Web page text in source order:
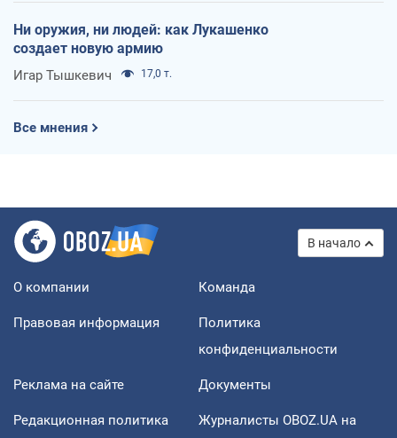
Ни оружия, ни людей: как Лукашенко
создает новую армию
Игар Тышкевич 17,0 т.
Все мнения
В начало
О компании Команда
Правовая информация
Политика
конфиденциальности
Реклама на сайте Документы
Редакционная политика
Журналисты OBOZ.UA на